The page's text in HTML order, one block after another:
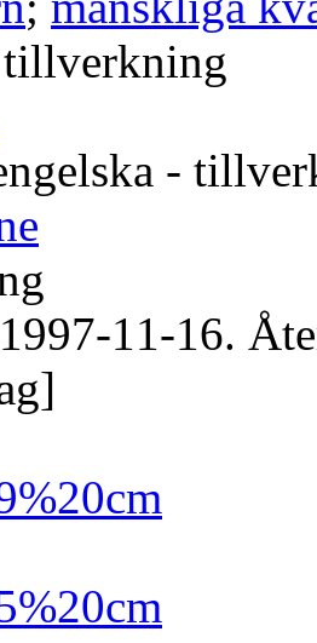
-
till Tasmanien Aboriginal Centre